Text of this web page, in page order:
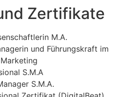
Zertifikate
M.A.
und Füh­rungs­kraft im
S.M.A
S.M.A.